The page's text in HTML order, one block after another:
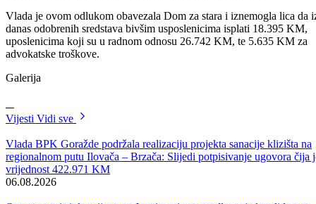
Vlada Bosansko-podrinjskog kantona Goražde danas je održala svoju
23.redovnu sjednicu.